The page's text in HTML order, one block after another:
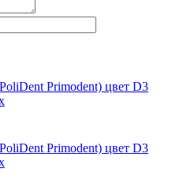
Primodent) цвет D3
Primodent) цвет D3